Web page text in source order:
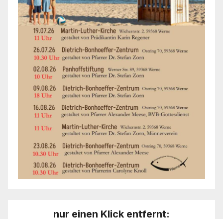
nur einen Klick entfernt: